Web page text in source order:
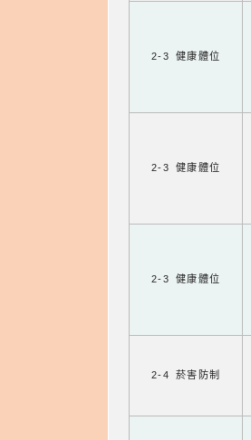
2-3 健康體位
2-3 健康體位
2-3 健康體位
2-4 菸害防制